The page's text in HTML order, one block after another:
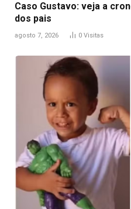
Caso Gustavo: veja a
dos pais
agosto 7, 2026 0 Visitas